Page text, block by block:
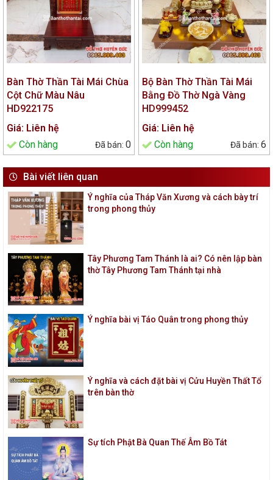
Bàn Thờ Thần Tài Mái Chùa
Cột Chữ Màu Nâu
HD922175
Giá: Liên hệ
Còn hàng
0
Bộ Bàn Thờ Thần Tài Mái
Bằng Đồ Thờ Ngà Vàng
HD999452
Giá: Liên hệ
Còn hàng
6
Bài viết liên quan
Ý nghĩa của Tháp Văn Xương và cách bày trí
trong phong thủy
Tây Phương Tam Thánh là ai? Có nên lập bàn
thờ Tây Phương Tam Thánh tại nhà
Ý nghĩa bài vị Táo Quân trong phong thủy
Ý nghĩa và cách đặt bài vị Cửu Huyền Thất Tổ
trên bàn thờ
Sự tích Phật Bà Quan Thế Âm Bồ Tát